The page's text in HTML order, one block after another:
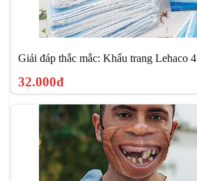
Giải đáp thắc mắc: Khẩu trang Lehaco
32.000đ